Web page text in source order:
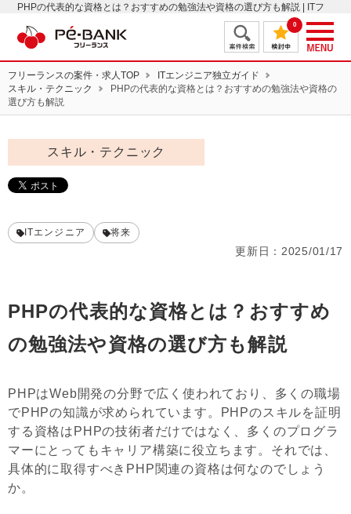
PHPの代表的な資格とは？おすすめの勉強法や資格の選び方も解説 | ITフ
リーランスエンジニアの案件・求人はＰＥ－ＢＡＮＫ
0
フリーランスの案件・求人TOP
ITエンジニア独立ガイド
スキル・テクニック
PHPの代表的な資格とは？おすすめの勉強法や資格の
選び方も解説
スキル・テクニック
ITエンジニア 将来
更新日： 2025/01/17
PHPの代表的な資格とは？おすすめ
の勉強法や資格の選び方も解説
PHPはWeb開発の分野で広く使われており、多くの職場
でPHPの知識が求められています。PHPのスキルを証明
する資格はPHPの技術者だけではなく、多くのプログラ
マーにとってもキャリア構築に役立ちます。それでは、
具体的に取得すべきPHP関連の資格は何なのでしょう
か。